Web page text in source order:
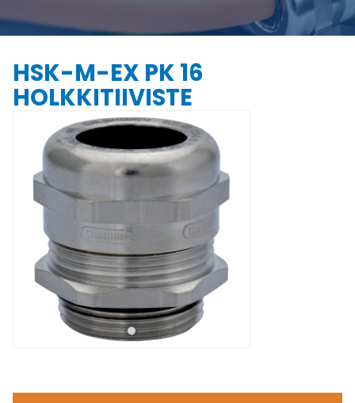
HSK-M-EX PK 16
HOLKKITIIVISTE